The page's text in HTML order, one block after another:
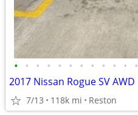
• • • • • • • • • • • •
2017 Nissan Rogue SV AWD
7/13 118k mi Reston